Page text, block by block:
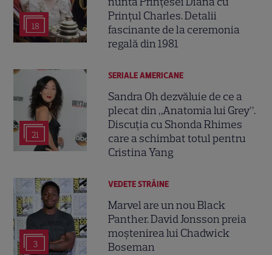
18
Prințul Charles. Detalii
fascinante de la ceremonia
regală din 1981
21
SERIALE AMERICANE
Sandra Oh dezvăluie de ce a
plecat din „Anatomia lui Grey”.
Discuția cu Shonda Rhimes
care a schimbat totul pentru
Cristina Yang
3
VEDETE STRĂINE
Marvel are un nou Black
Panther. David Jonsson preia
moștenirea lui Chadwick
Boseman